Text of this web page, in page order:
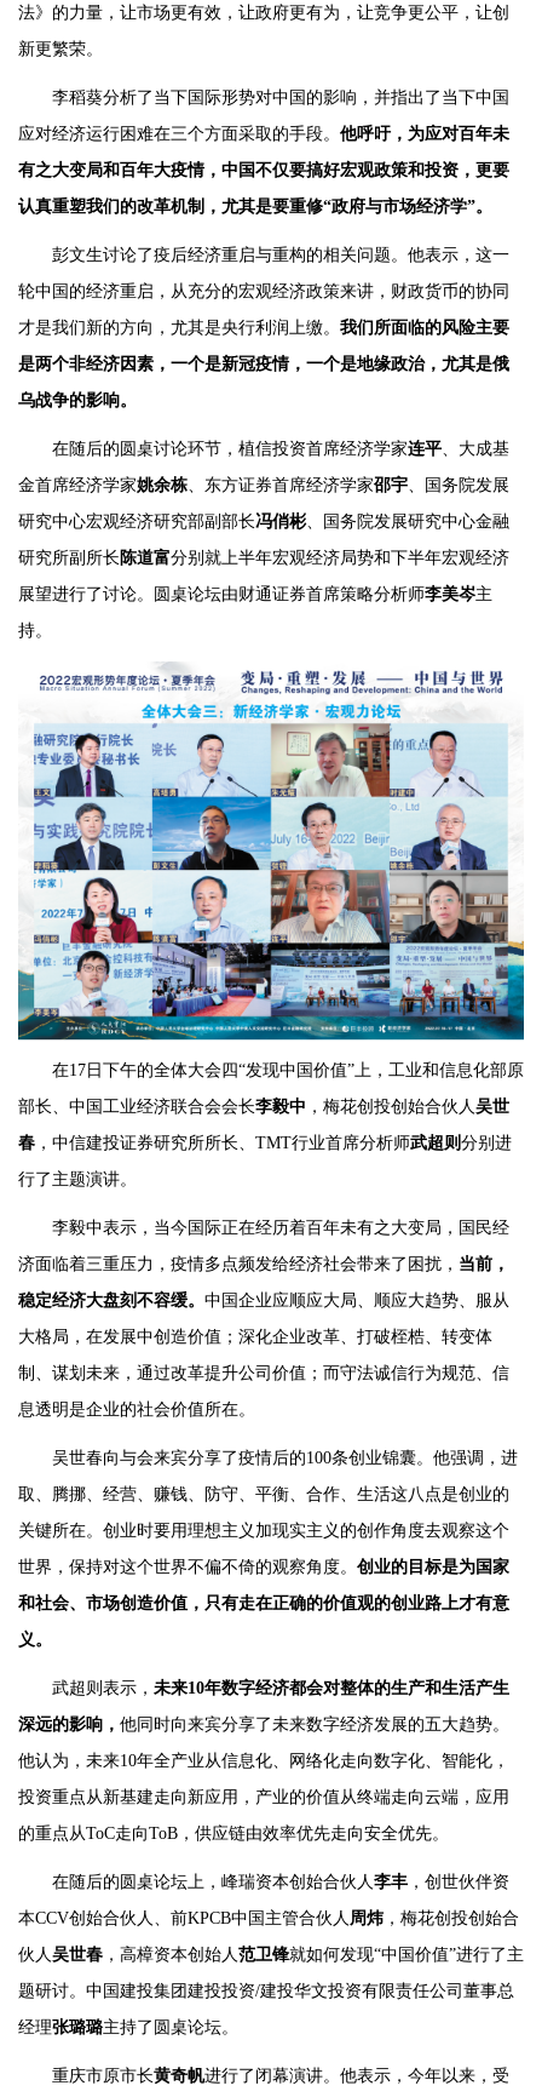
法》的力量，让市场更有效，让政府更有为，让竞争更公平，让创
新更繁荣。
李稻葵分析了当下国际形势对中国的影响，并指出了当下中国
应对经济运行困难在三个方面采取的手段。 他呼吁，为应对百年未
有之大变局和百年大疫情，中国不仅要搞好宏观政策和投资，更要
认真重塑我们的改革机制，尤其是要重修“政府与市场经济学”。
彭文生讨论了疫后经济重启与重构的相关问题。他表示，这一
轮中国的经济重启，从充分的宏观经济政策来讲，财政货币的协同
才是我们新的方向，尤其是央行利润上缴。 我们所面临的风险主要
是两个非经济因素，一个是新冠疫情，一个是地缘政治，尤其是俄
乌战争的影响。
在随后的圆桌讨论环节，植信投资首席经济学家连平 、大成基
金首席经济学家姚余栋 、东方证券首席经济学家邵宇 、国务院发展
研究中心宏观经济研究部副部长冯俏彬、国务院发展研究中心金融
研究所副所长 陈道富分别就上半年宏观经济局势和下半年宏观经济
展望进行了讨论。圆桌论坛由财通证券首席策略分析师李美岑主
持。
在17日下午的全体大会四“发现中国价值”上，工业和信息化部原
部长、中国工业经济联合会会长李毅中 ，梅花创投创始合伙人吴世
春 ，中信建投证券研究所所长、TMT行业首席分析师武超则 分别进
行了主题演讲。
李毅中表示，当今国际正在经历着百年未有之大变局，国民经
济面临着三重压力，疫情多点频发给经济社会带来了困扰， 当前，
稳定经济大盘刻不容缓。 中国企业应顺应大局、顺应大趋势、服从
大格局，在发展中创造价值；深化企业改革、打破桎梏、转变体
制、谋划未来，通过改革提升公司价值；而守法诚信行为规范、信
息透明是企业的社会价值所在。
吴世春向与会来宾分享了疫情后的100条创业锦囊。他强调，进
取、腾挪、经营、赚钱、防守、平衡、合作、生活这八点是创业的
关键所在。创业时要用理想主义加现实主义的创作角度去观察这个
世界，保持对这个世界不偏不倚的观察角度。 创业的目标是为国家
和社会、市场创造价值，只有走在正确的价值观的创业路上才有意
义。
武超则表示， 未来10年数字经济都会对整体的生产和生活产生
深远的影响， 他同时向来宾分享了未来数字经济发展的五大趋势。
他认为，未来10年全产业从信息化、网络化走向数字化、智能化，
投资重点从新基建走向新应用，产业的价值从终端走向云端，应用
的重点从ToC走向ToB，供应链由效率优先走向安全优先。
在随后的圆桌论坛上，峰瑞资本创始合伙人李丰 ，创世伙伴资
本CCV创始合伙人、前KPCB中国主管合伙人 周炜 ，梅花创投创始合
伙人吴世春 ，高樟资本创始人范卫锋就如何发现“中国价值”进行了主
题研讨。中国建投集团建投投资/建投华文投资有限责任公司董事总
经理张璐璐主持了圆桌论坛。
重庆市原市长黄奇帆进行了闭幕演讲。他表示，今年以来，受